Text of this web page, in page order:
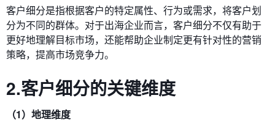
客户细分是指根据客户的特定属性、行为或需求，将客户划
分为不同的群体。对于出海企业而言，客户细分不仅有助于
更好地理解目标市场，还能帮助企业制定更有针对性的营销
策略，提高市场竞争力。
2.客户细分的关键维度
（1）地理维度